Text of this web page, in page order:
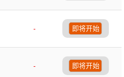
-
即将开始
-
即将开始